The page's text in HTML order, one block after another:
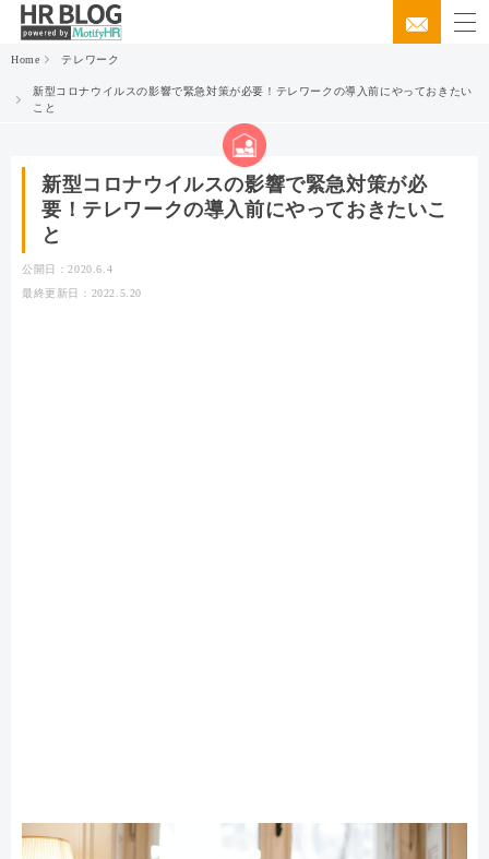
Home テレワーク
新型コロナウイルスの影響で緊急対策が必要！テレワークの導入前にやっておきたい
こと
新型コロナウイルスの影響で緊急対策が必
要！テレワークの導入前にやっておきたいこ
と
公開日：2020.6.4
最終更新日：2022.5.20